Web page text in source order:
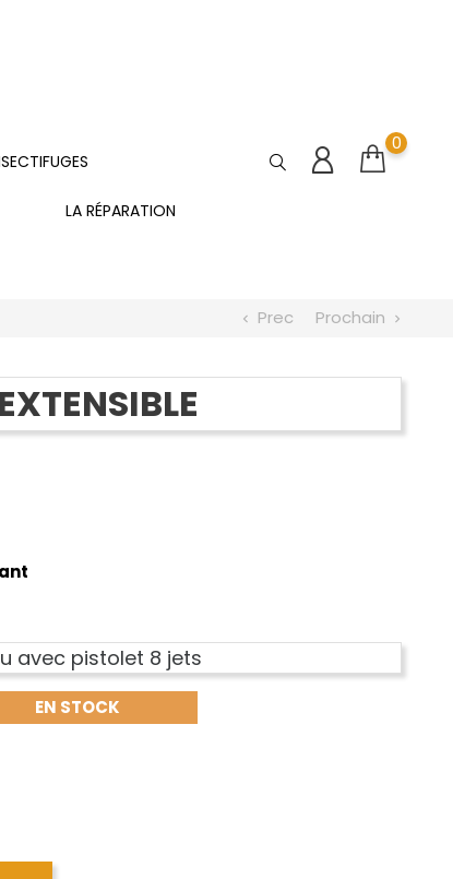
LA RÉPARATION
0
chevron_left Prec Prochain chevron_right
avec pistolet 8 jets
EN STOCK